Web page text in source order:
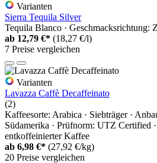
Varianten
Sierra Tequila Silver
Tequila Blanco · Geschmacksrichtung:
ab 12,79 €* (18,27 €/l)
7 Preise vergleichen
Varianten
Lavazza Caffè Decaffeinato
(2)
Kaffeesorte: Arabica · Siebträger ·
Südamerika · Prüfnorm: UTZ Certified
entkoffeinierter Kaffee
ab 6,98 €* (27,92 €/kg)
20 Preise vergleichen